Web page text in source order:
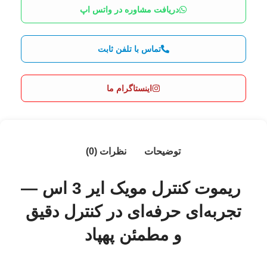
دریافت مشاوره در واتس اپ
تماس با تلفن ثابت
اینستاگرام ما
توضیحات نظرات (0)
ریموت کنترل مویک ایر 3 اس —
تجربه‌ای حرفه‌ای در کنترل دقیق
و مطمئن پهپاد